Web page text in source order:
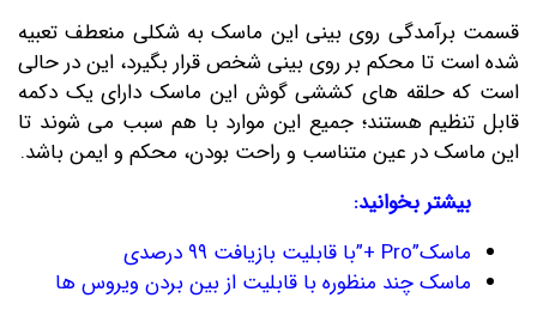
قسمت برآمدگی روی بینی این ماسک به شکلی منعطف تعبیه
شده است تا محکم بر روی بینی شخص قرار بگیرد، این در حالی
است که حلقه های کششی گوش این ماسک دارای یک دکمه
قابل تنظیم هستند؛ جمیع این موارد با هم سبب می شوند تا
این ماسک در عین متناسب و راحت بودن، محکم و ایمن باشد.
بیشتر بخوانید:
ماسک”Pro +”با قابلیت بازیافت ۹۹ درصدی
ماسک چند منظوره با قابلیت از بین بردن ویروس ها